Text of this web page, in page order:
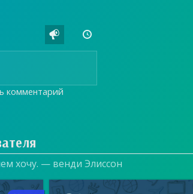
 
комментарий
хочу. — венди Элиссон